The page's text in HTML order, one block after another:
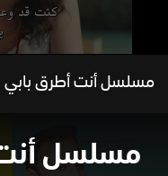
مسلسل أنت أطرق بابي
مسلسل